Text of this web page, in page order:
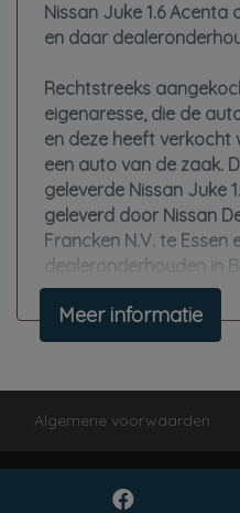
Trekhaak met
Interieur
Achterbank in delen
Airco automatisch
Bestuurdersstoel in
Lederen
Stuur leder
Stuur verstelbaar
Nissan Juke 1.6 Acenta
en daar
Rechtstreeks
eigenaresse, die de
en deze heeft verkocht
een auto van de zaak.
geleverde Nissan Juke
geleverd door Nissan
Francken N.V. te Essen
dealeronderhouden in
De boekjes en
sleutels. Daarnaast is
inzichtelijk is. De auto
4-seizoenenbanden en
Voertuiggegevens
Meer informatie
Algemene voorwaarden
Mogelijk gemaakt door